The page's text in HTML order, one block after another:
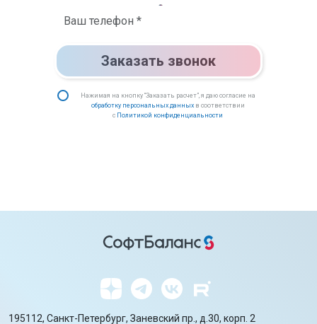
Заказать звонок
Нажимая на кнопку “Заказать расчет”, я даю согласие на
обработку персональных данныхв соответствии
с Политикой конфиденциальности
195112, Санкт-Петербург, Заневский пр., д.30, корп. 2